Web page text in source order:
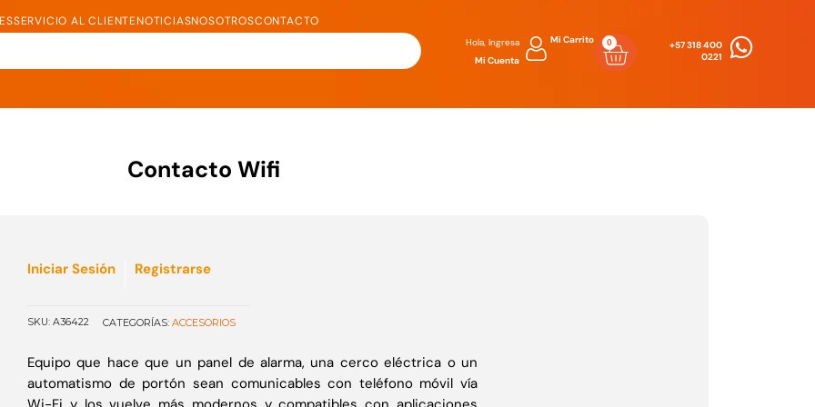
SERVICIO AL CLIENTENOTICIASNOSOTROSCONTACTO
Hola, Ingresa
Mi Cuenta
Mi Carrito 0
Carrito+57 318 400
0221
Contacto Wifi
Iniciar Sesión Registrarse
SKU: A36422 CATEGORÍAS: ACCESORIOS
Equipo que hace que un panel de alarma, una cerco eléctrica o un
automatismo de portón sean comunicables con teléfono móvil vía